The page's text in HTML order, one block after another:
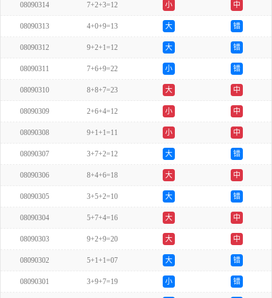
08090314 7+2+3=12 小 中
08090313 4+0+9=13 大 错
08090312 9+2+1=12 大 错
08090311 7+6+9=22 小 错
08090310 8+8+7=23 大 中
08090309 2+6+4=12 小 中
08090308 9+1+1=11 小 中
08090307 3+7+2=12 大 错
08090306 8+4+6=18 大 中
08090305 3+5+2=10 大 错
08090304 5+7+4=16 大 中
08090303 9+2+9=20 大 中
08090302 5+1+1=07 大 错
08090301 3+9+7=19 小 错